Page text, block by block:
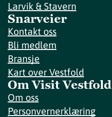
Larvik & Stavern
Snarveier
Kontakt oss
Bli medlem
Bransje
Kart over Vestfold
Om Visit Vestfold
Om oss
Personvernerklæring